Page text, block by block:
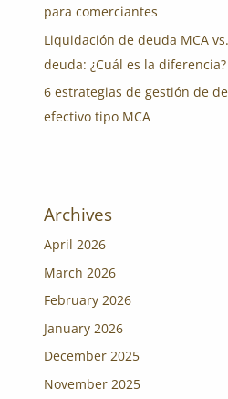
para comerciantes
Liquidación de deuda MCA
deuda: ¿Cuál es la diferencia?
6 estrategias de gestión de
efectivo tipo MCA
Archives
April 2026
March 2026
February 2026
January 2026
December 2025
November 2025